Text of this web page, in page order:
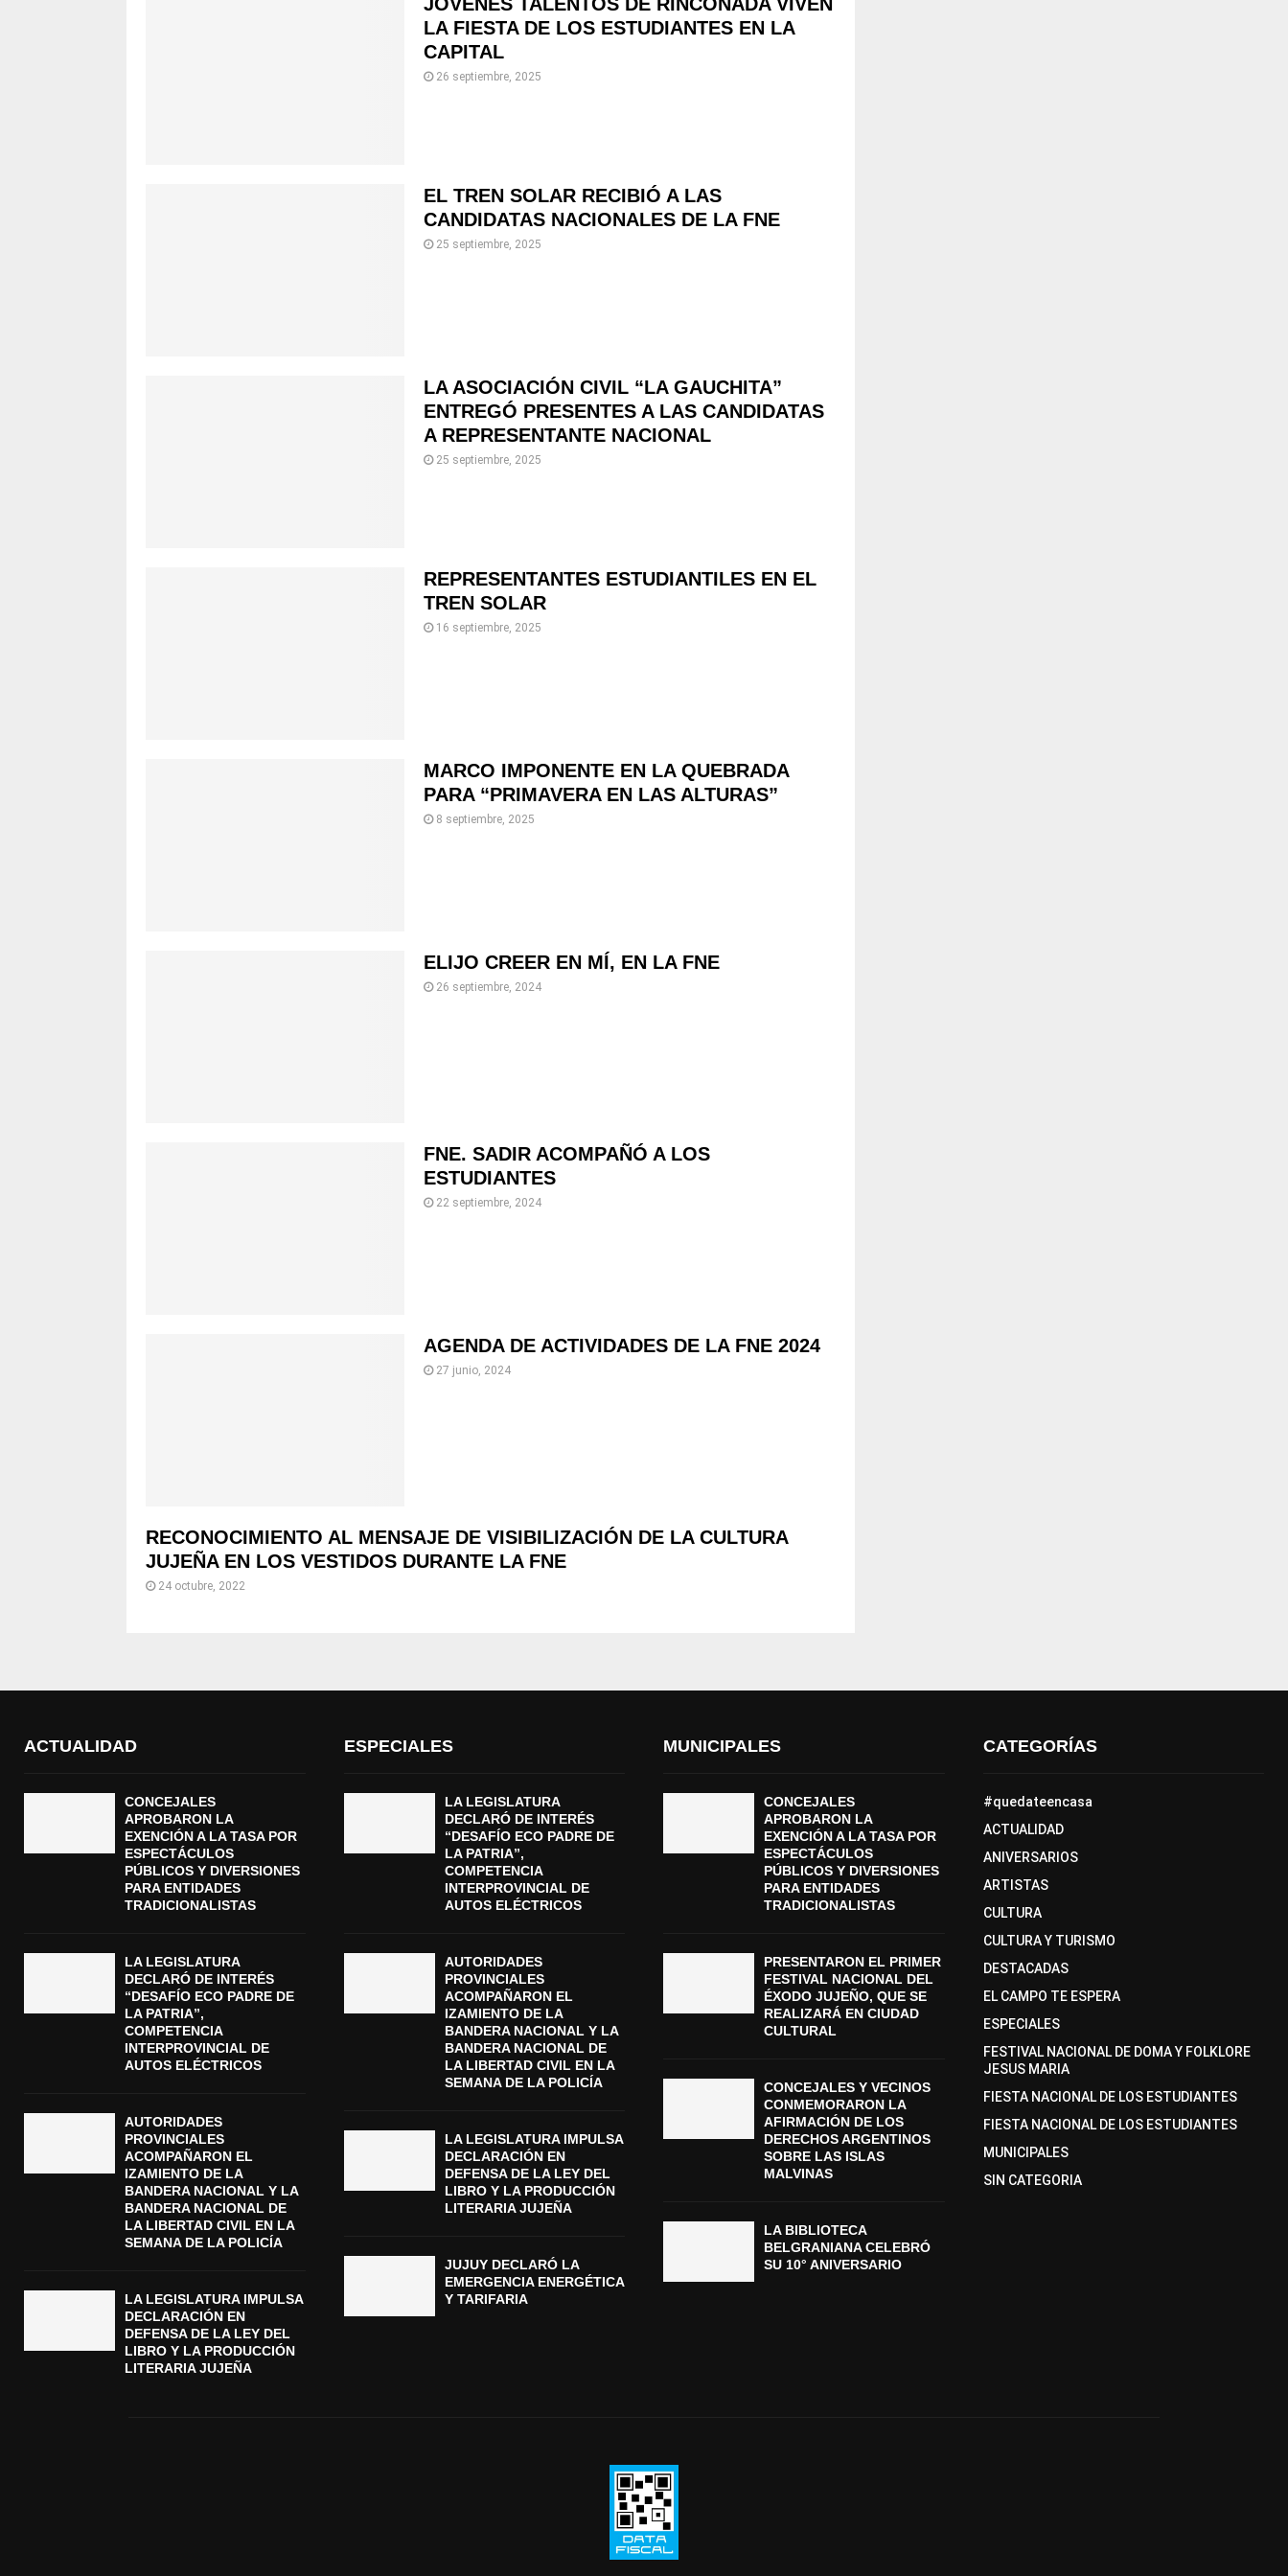
LA FIESTA DE LOS ESTUDIANTES EN LA
CAPITAL
26 septiembre, 2025
EL TREN SOLAR RECIBIÓ A LAS
CANDIDATAS NACIONALES DE LA FNE
25 septiembre, 2025
LA ASOCIACIÓN CIVIL “LA GAUCHITA”
ENTREGÓ PRESENTES A LAS CANDIDATAS
A REPRESENTANTE NACIONAL
25 septiembre, 2025
REPRESENTANTES ESTUDIANTILES EN EL
TREN SOLAR
16 septiembre, 2025
MARCO IMPONENTE EN LA QUEBRADA
PARA “PRIMAVERA EN LAS ALTURAS”
8 septiembre, 2025
ELIJO CREER EN MÍ, EN LA FNE
26 septiembre, 2024
FNE. SADIR ACOMPAÑÓ A LOS
ESTUDIANTES
22 septiembre, 2024
AGENDA DE ACTIVIDADES DE LA FNE 2024
27 junio, 2024
RECONOCIMIENTO AL MENSAJE DE VISIBILIZACIÓN DE LA CULTURA
JUJEÑA EN LOS VESTIDOS DURANTE LA FNE
24 octubre, 2022
ACTUALIDAD
CONCEJALES
APROBARON LA
EXENCIÓN A LA TASA POR
ESPECTÁCULOS
PÚBLICOS Y DIVERSIONES
PARA ENTIDADES
TRADICIONALISTAS
LA LEGISLATURA
DECLARÓ DE INTERÉS
“DESAFÍO ECO PADRE DE
LA PATRIA”,
COMPETENCIA
INTERPROVINCIAL DE
AUTOS ELÉCTRICOS
AUTORIDADES
PROVINCIALES
ACOMPAÑARON EL
IZAMIENTO DE LA
BANDERA NACIONAL Y LA
BANDERA NACIONAL DE
LA LIBERTAD CIVIL EN LA
SEMANA DE LA POLICÍA
LA LEGISLATURA IMPULSA
DECLARACIÓN EN
DEFENSA DE LA LEY DEL
LIBRO Y LA PRODUCCIÓN
LITERARIA JUJEÑA
ESPECIALES
LA LEGISLATURA
DECLARÓ DE INTERÉS
“DESAFÍO ECO PADRE DE
LA PATRIA”,
COMPETENCIA
INTERPROVINCIAL DE
AUTOS ELÉCTRICOS
AUTORIDADES
PROVINCIALES
ACOMPAÑARON EL
IZAMIENTO DE LA
BANDERA NACIONAL Y LA
BANDERA NACIONAL DE
LA LIBERTAD CIVIL EN LA
SEMANA DE LA POLICÍA
LA LEGISLATURA IMPULSA
DECLARACIÓN EN
DEFENSA DE LA LEY DEL
LIBRO Y LA PRODUCCIÓN
LITERARIA JUJEÑA
JUJUY DECLARÓ LA
EMERGENCIA ENERGÉTICA
Y TARIFARIA
MUNICIPALES
CONCEJALES
APROBARON LA
EXENCIÓN A LA TASA POR
ESPECTÁCULOS
PÚBLICOS Y DIVERSIONES
PARA ENTIDADES
TRADICIONALISTAS
PRESENTARON EL PRIMER
FESTIVAL NACIONAL DEL
ÉXODO JUJEÑO, QUE SE
REALIZARÁ EN CIUDAD
CULTURAL
CONCEJALES Y VECINOS
CONMEMORARON LA
AFIRMACIÓN DE LOS
DERECHOS ARGENTINOS
SOBRE LAS ISLAS
MALVINAS
LA BIBLIOTECA
BELGRANIANA CELEBRÓ
SU 10° ANIVERSARIO
CATEGORÍAS
#quedateencasa
ACTUALIDAD
ANIVERSARIOS
ARTISTAS
CULTURA
CULTURA Y TURISMO
DESTACADAS
EL CAMPO TE ESPERA
ESPECIALES
FESTIVAL NACIONAL DE DOMA Y FOLKLORE
JESUS MARIA
FIESTA NACIONAL DE LOS ESTUDIANTES
FIESTA NACIONAL DE LOS ESTUDIANTES
MUNICIPALES
SIN CATEGORIA